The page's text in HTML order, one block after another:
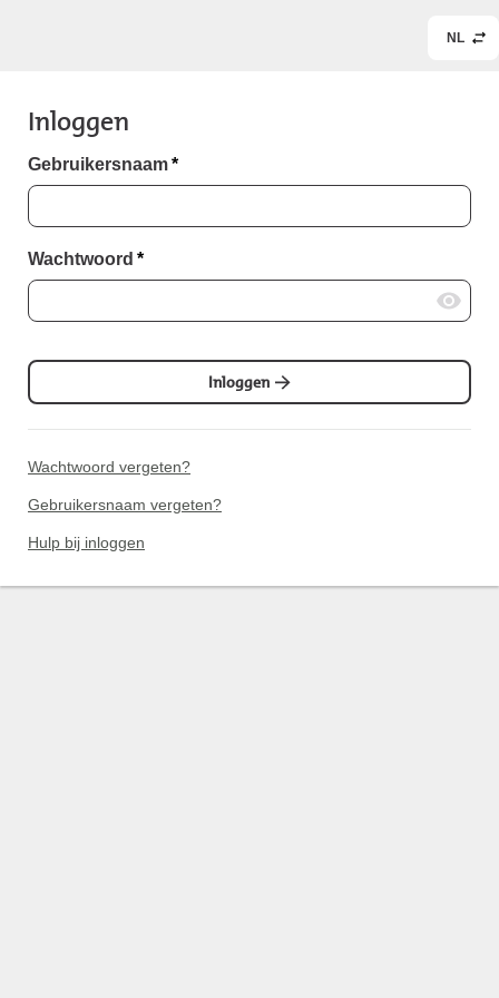
NL
Inloggen
Gebruikersnaam*
Wachtwoord *
Inloggen
Wachtwoord vergeten?
Gebruikersnaam vergeten?
Hulp bij inloggen